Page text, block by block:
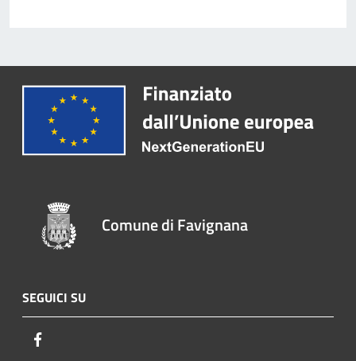
Comune di Favignana
SEGUICI SU